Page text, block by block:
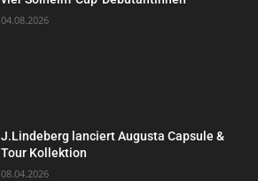
04.08.2026
J.Lindeberg lanciert Augusta Capsule &
Tour Kollektion
08.04.2026